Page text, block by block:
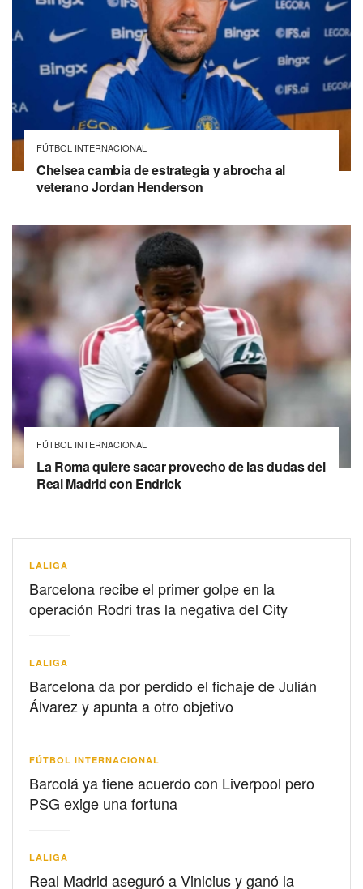
FÚTBOL INTERNACIONAL
Chelsea cambia de estrategia y abrocha al
veterano Jordan Henderson
FÚTBOL INTERNACIONAL
La Roma quiere sacar provecho de las dudas del
Real Madrid con Endrick
LALIGA
Barcelona recibe el primer golpe en la
operación Rodri tras la negativa del City
LALIGA
Barcelona da por perdido el fichaje de Julián
Álvarez y apunta a otro objetivo
FÚTBOL INTERNACIONAL
Barcolá ya tiene acuerdo con Liverpool pero
PSG exige una fortuna
LALIGA
Real Madrid aseguró a Vinicius y ganó la